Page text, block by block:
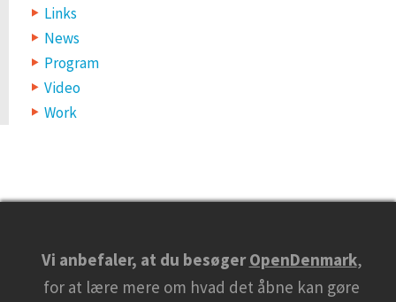
Links
News
Program
Video
Work
Vi anbefaler, at du besøgerOpenDenmark,
for at lære mere om hvad det åbne kan gøre